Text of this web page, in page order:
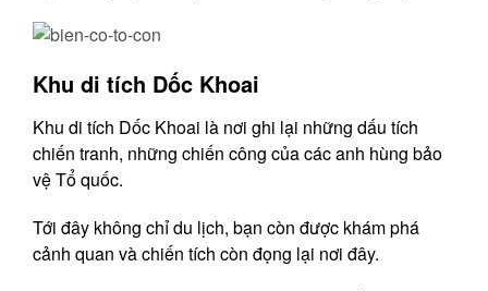
Khu di tích Dốc Khoai
Khu di tích Dốc Khoai là nơi ghi lại những dấu tích
chiến tranh, những chiến công của các anh hùng bảo
vệ Tổ quốc.
Tới đây không chỉ du lịch, bạn còn được khám phá
cảnh quan và chiến tích còn đọng lại nơi đây.